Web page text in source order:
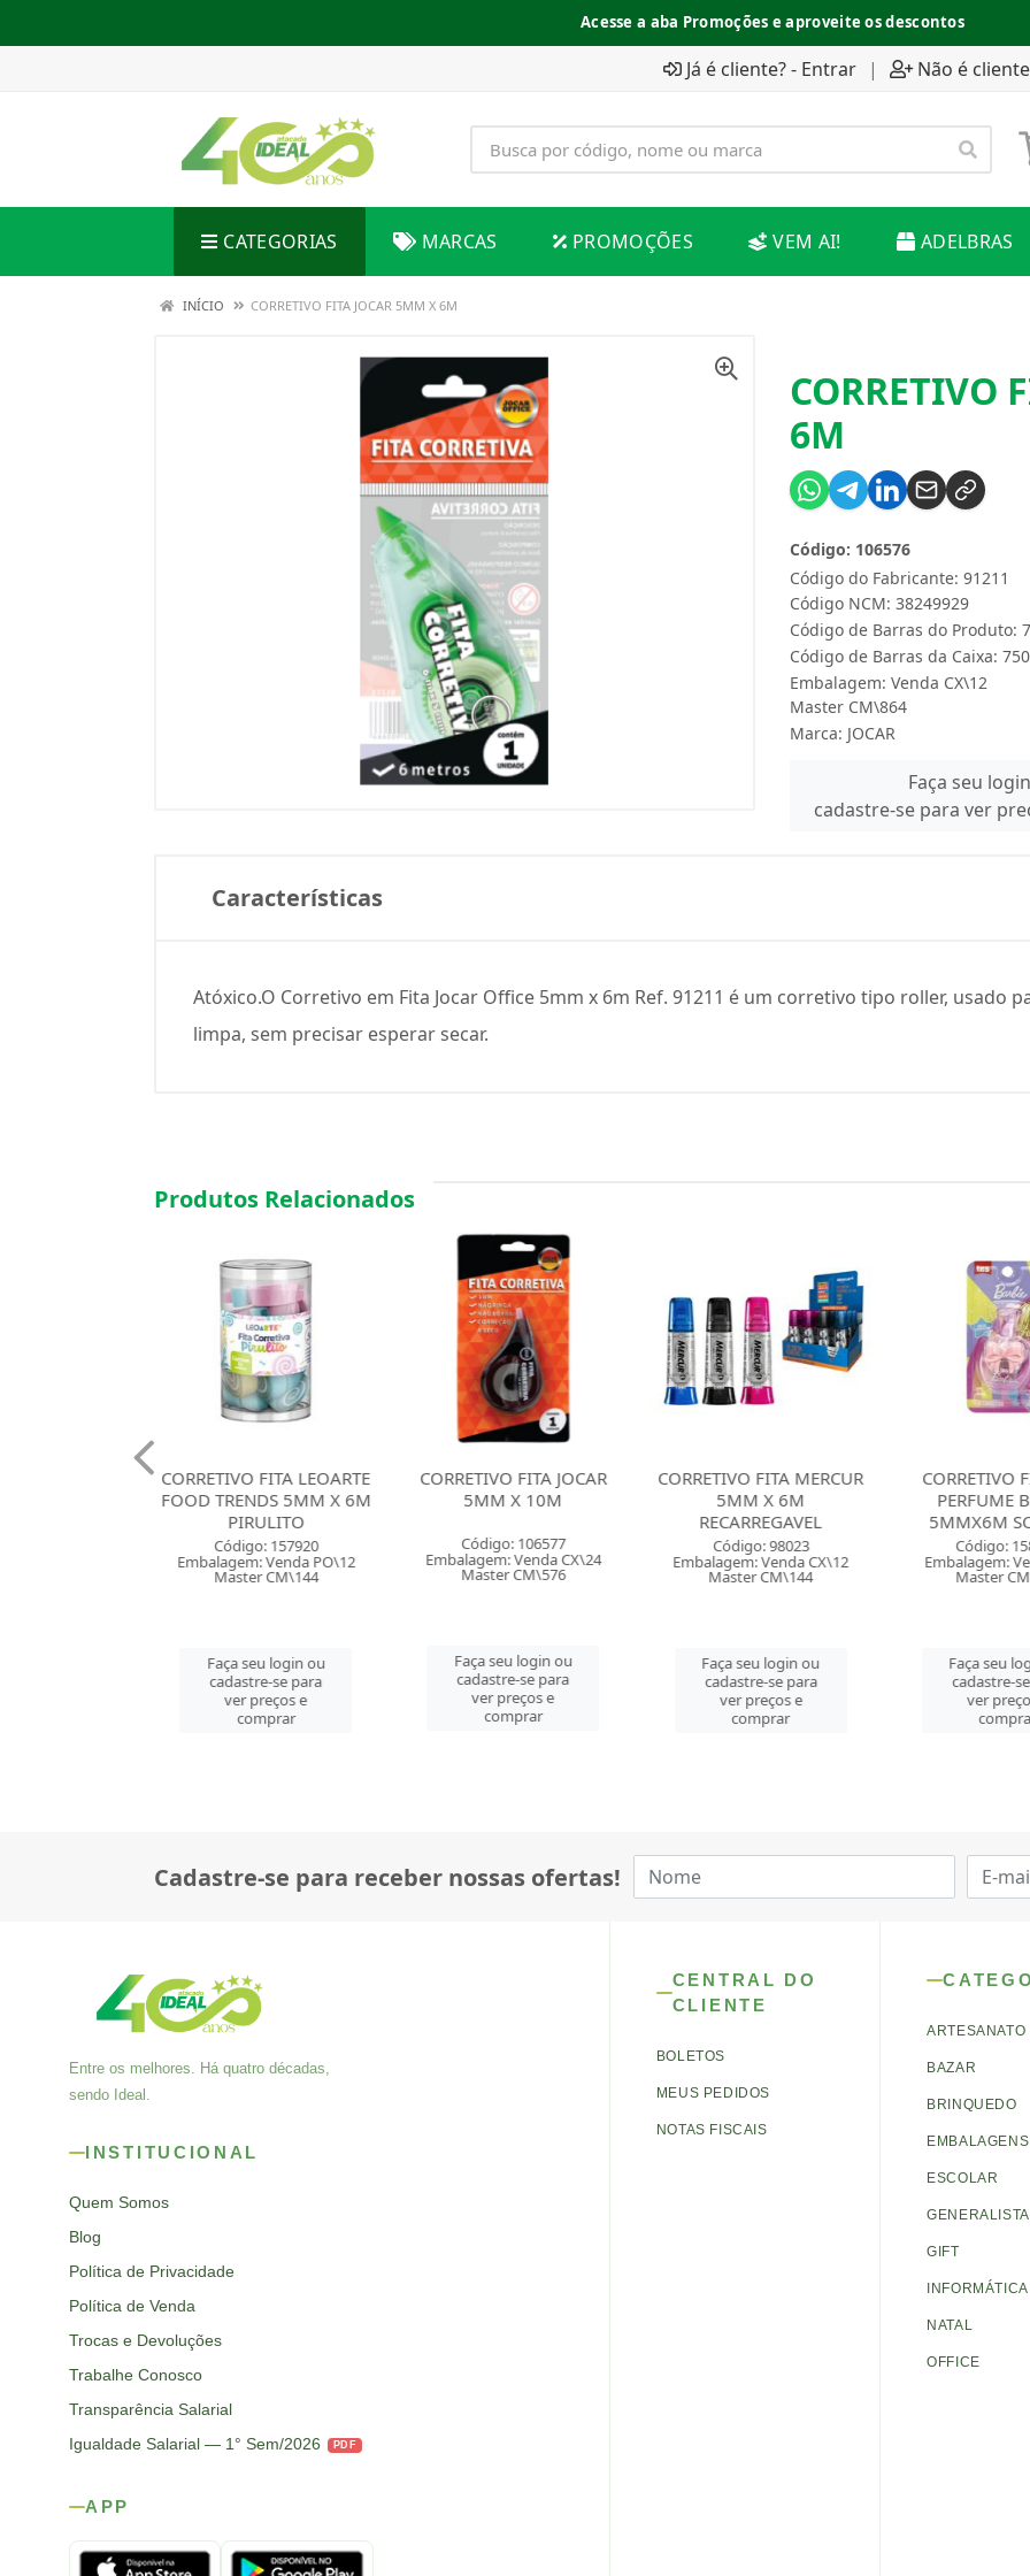
Acesse a aba Promoções e aproveite os descontos
Já é cliente? - Entrar | Não é
CATEGORIAS MARCAS PROMOÇÕES VEM AI! ADELBRAS
INÍCIO CORRETIVO FITA JOCAR 5MM X 6M
CORRETIVO
6M
Código do Fabricante: 91211
Código: 106576
Código NCM: 38249929
Código de Barras do Produto:
Código de Barras da Caixa:
Embalagem: Venda CX\12
Master CM\864
Marca: JOCAR
Faça seu
cadastre-se para ver
Características
Atóxico.O Corretivo em Fita Jocar Office 5mm x 6m Ref. 91211 é um corretivo tipo roller, usado
limpa, sem precisar esperar secar.
Produtos Relacionados
CORRETIVO FITA JOCAR
5MM X 10M
Código: 106577
Embalagem: Venda CX\24
Master CM\576
Faça seu login ou
cadastre-se para
ver preços e
comprar
CORRETIVO FITA MERCUR
5MM X 6M
Código: 98023
Embalagem: Venda CX\12
Master CM\144
Faça seu login ou
cadastre-se para
ver preços e
comprar
CORRETIVO FITA TRIS
PERFUME BARBIE
5MMX6M SORTIDO
Código: 158676
Embalagem: Venda CT\1
Master CM\144
Faça seu login ou
cadastre-se para
ver preços e
comprar
CORRETIVO
5MMX4,5M
Código:
Embalagem:
Master
Faça seu
cadastre-
ver
Cadastre-se para receber nossas ofertas!
Entre os melhores. Há quatro décadas,
sendo Ideal.
INSTITUCIONAL
Quem Somos
Blog
Política de Privacidade
Política de Venda
Trocas e Devoluções
Trabalhe Conosco
Transparência Salarial
Igualdade Salarial — 1° Sem/2026
PDF
APP
CENTRAL DO
CLIENTE
BOLETOS
MEUS PEDIDOS
NOTAS FISCAIS
ARTESANATO
BAZAR
BRINQUEDO
ESCOLAR
GENERALISTA
GIFT
INFORMÁTICA
NATAL
OFFICE